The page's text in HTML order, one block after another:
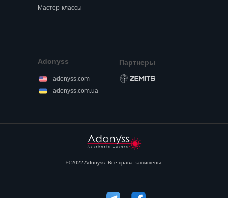
adonyss.com
adonyss.com.ua
Adonyss
Мастер-классы
Партнеры
© 2022 Adonyss. Все права защищены.